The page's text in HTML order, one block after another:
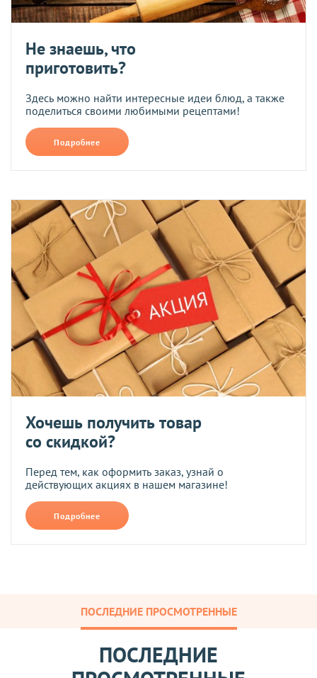
Не знаешь, что
приготовить?
Здесь можно найти интересные идеи блюд, а также
поделиться своими любимыми рецептами!
Подробнее
Хочешь получить товар
со скидкой?
Перед тем, как оформить заказ, узнай о
действующих акциях в нашем магазине!
Подробнее
ПОСЛЕДНИЕ ПРОСМОТРЕННЫЕ
ПОСЛЕДНИЕ